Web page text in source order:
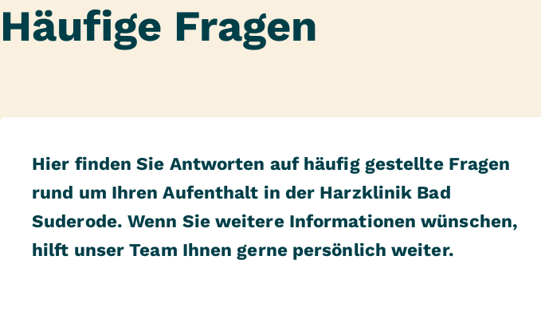
Häufige Fragen
Hier finden Sie Antworten auf häufig gestellte Fragen
rund um Ihren Aufenthalt in der Harzklinik Bad
Suderode. Wenn Sie weitere Informationen wünschen,
hilft unser Team Ihnen gerne persönlich weiter.